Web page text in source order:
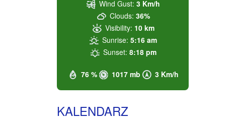
76 % 1017 mb 3 Km/h
Wind Gust: 3 Km/h
Clouds: 36%
Visibility: 10 km
Sunrise: 5:16 am
Sunset: 8:18 pm
KALENDARZ